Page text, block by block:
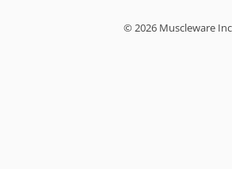
© 2026 Muscleware Inc